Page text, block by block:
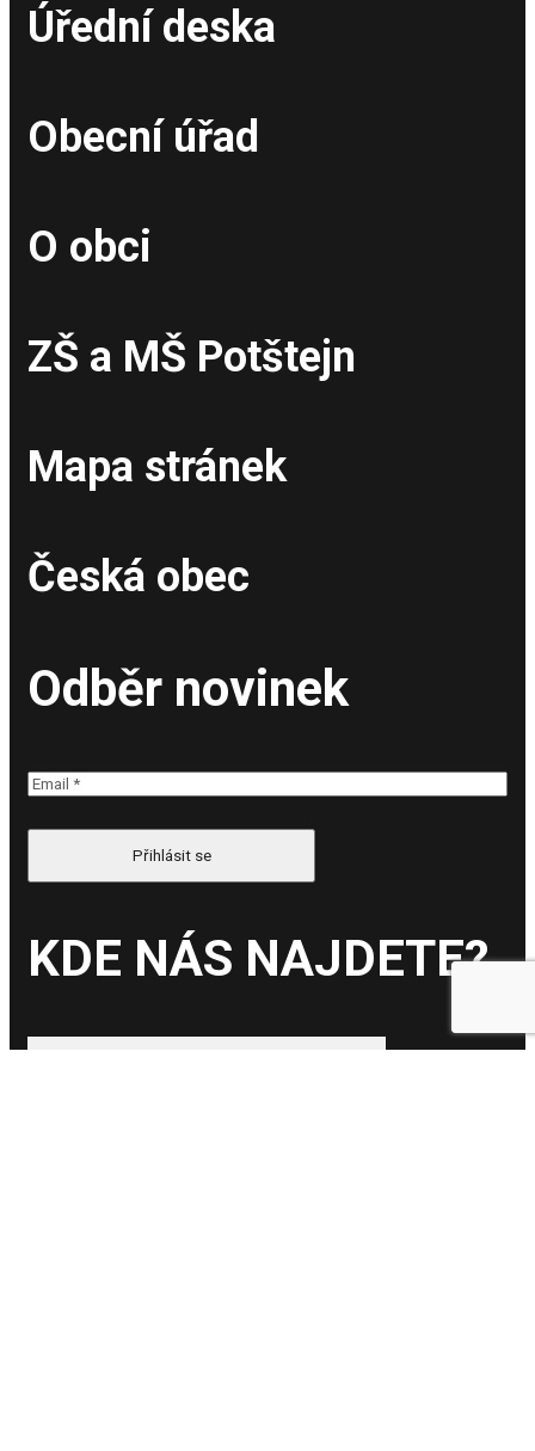
Úřední deska
Obecní úřad
O obci
ZŠ a MŠ Potštejn
Mapa stránek
Česká obec
Odběr novinek
KDE NÁS NAJDETE?